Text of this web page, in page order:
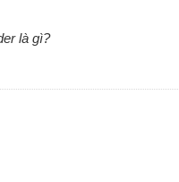
là gì?